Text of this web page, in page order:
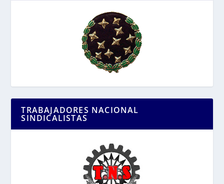
TRABAJADORES NACIONAL
SINDICALISTAS